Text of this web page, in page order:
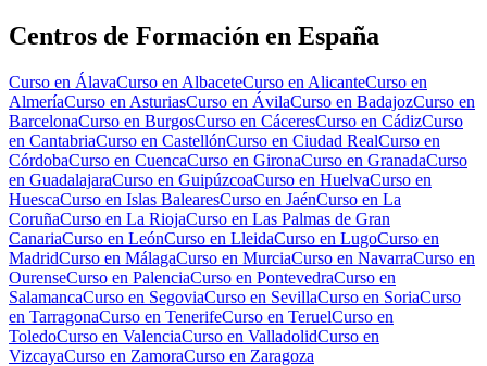
Centros de Formación en España
Curso en ÁlavaCurso en AlbaceteCurso en AlicanteCurso en
AlmeríaCurso en AsturiasCurso en ÁvilaCurso en BadajozCurso en
BarcelonaCurso en BurgosCurso en CáceresCurso en CádizCurso
en CantabriaCurso en CastellónCurso en Ciudad RealCurso en
CórdobaCurso en CuencaCurso en GironaCurso en GranadaCurso
en GuadalajaraCurso en GuipúzcoaCurso en HuelvaCurso en
HuescaCurso en Islas BalearesCurso en JaénCurso en La
CoruñaCurso en La RiojaCurso en Las Palmas de Gran
CanariaCurso en LeónCurso en LleidaCurso en LugoCurso en
MadridCurso en MálagaCurso en MurciaCurso en NavarraCurso en
OurenseCurso en PalenciaCurso en PontevedraCurso en
SalamancaCurso en SegoviaCurso en SevillaCurso en SoriaCurso
en TarragonaCurso en TenerifeCurso en TeruelCurso en
ToledoCurso en ValenciaCurso en ValladolidCurso en
VizcayaCurso en ZamoraCurso en Zaragoza